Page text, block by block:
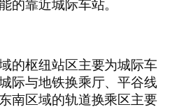
的靠近城际车站。
的枢纽站区主要为城际车
际与地铁换乘厅、平谷线
南区域的轨道换乘区主要